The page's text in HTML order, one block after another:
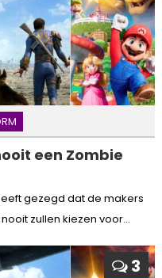
een Zombie
gezegd dat de makers
zullen kiezen voor...
3